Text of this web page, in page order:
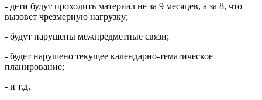
- дети будут проходить материал не за 9 месяцев, а за 8, что
вызовет чрезмерную нагрузку;
- будут нарушены межпредметные связи;
- будет нарушено текущее календарно-тематическое
планирование;
- и т.д.